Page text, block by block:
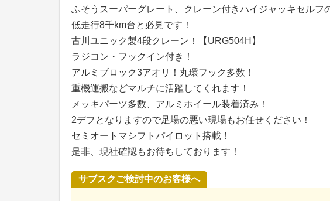
ふそうスーパーグレート、クレーン付きハイジャッキセルフ
低走行8千km台と必見です！
古川ユニック製4段クレーン！【URG504H】
ラジコン・フックイン付き！
アルミブロック3アオリ！丸環フック多数！
重機運搬などマルチに活躍してくれます！
メッキパーツ多数、アルミホイール装着済み！
2デフとなりますので足場の悪い現場もお任せください！
セミオートマシフトパイロット搭載！
是非、現社確認もお待ちしております！
サブスクご検討中のお客様へ